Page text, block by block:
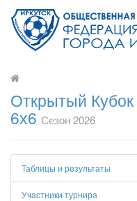
Открытый
6х6 Сезон 2026
Таблицы и результаты
Участники турнира